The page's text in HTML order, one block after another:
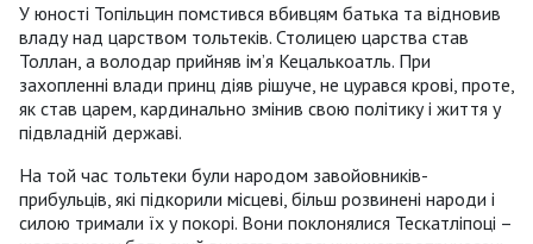
У юності Топільцин помстився вбивцям батька та відновив
владу над царством тольтеків. Столицею царства став
Толлан, а володар прийняв ім’я Кецалькоатль. При
захопленні влади принц діяв рішуче, не цурався крові, проте,
як став царем, кардинально змінив свою політику і життя у
підвладній державі.
На той час тольтеки були народом завойовників-
прибульців, які підкорили місцеві, більш розвинені народи і
силою тримали їх у покорі. Вони поклонялися Тескатліпоці –